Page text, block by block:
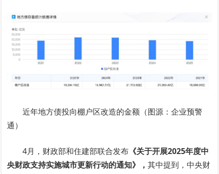
近年地方债投向棚户区改造的金额（图源：企业预警
通）
4月，财政部和住建部联合发布 《关于开展2025年度中
央财政支持实施城市更新行动的通知》，其中提到，中央财